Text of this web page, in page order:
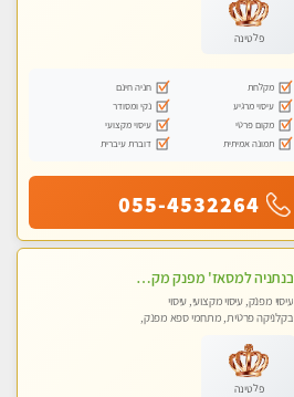
פלטינה
מקלחת
חניה חינם
עיסוי מרגיע
נקי ומסודר
מקום פרטי
עיסוי מקצועי
תמונה אמיתית
דוברת עיברית
055-4532264
בנתניה למסאז' מפנק מקצועי מרגיע ומשחרר את כל הגוף - ללא מין!
עיסוי מפנק, עיסוי מקצועי, עיסוי
בקלניקה פרטית, מתחמי ספא מפנק,
פלטינה